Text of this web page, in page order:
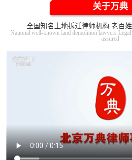
关于万典
全国知名土地拆迁律师机构 老百
National well-known land demolition lawyers
assured